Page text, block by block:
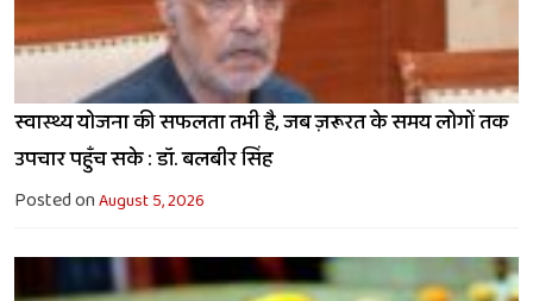
स्वास्थ्य योजना की सफलता तभी है, जब ज़रूरत के समय लोगों तक
उपचार पहुँच सके : डॉ. बलबीर सिंह
Posted onAugust 5, 2026